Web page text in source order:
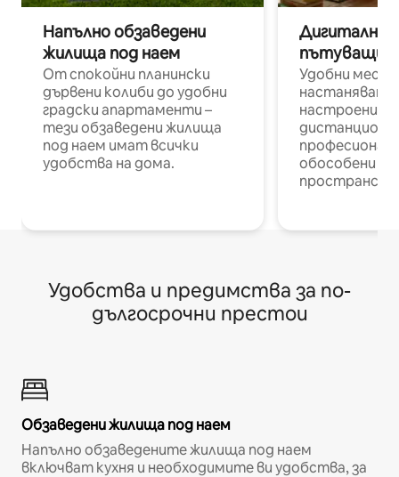
Напълно обзаведени
жилища под наем
От спокойни планински
дървени колиби до удобни
градски апартаменти –
тези обзаведени жилища
под наем имат всички
удобства на дома.
Дигитални
пътуващи
Удобни
настаняване
настроени и
обособени
Удобства и предимства за по-
дългосрочни престои
Обзаведени жилища под наем
Напълно обзаведените жилища под наем
включват кухня и необходимите ви удобства, за